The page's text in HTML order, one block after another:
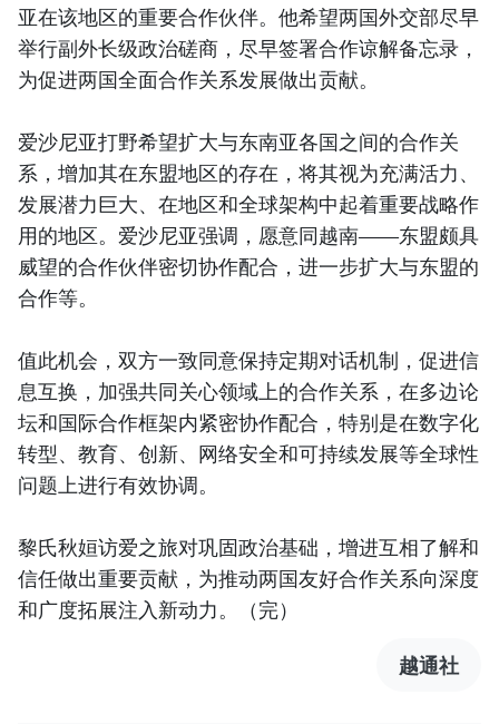
亚在该地区的重要合作伙伴。他希望两国外交部尽早
举行副外长级政治磋商，尽早签署合作谅解备忘录，
为促进两国全面合作关系发展做出贡献。
爱沙尼亚打野希望扩大与东南亚各国之间的合作关
系，增加其在东盟地区的存在，将其视为充满活力、
发展潜力巨大、在地区和全球架构中起着重要战略作
用的地区。爱沙尼亚强调，愿意同越南——东盟颇具
威望的合作伙伴密切协作配合，进一步扩大与东盟的
合作等。
值此机会，双方一致同意保持定期对话机制，促进信
息互换，加强共同关心领域上的合作关系，在多边论
坛和国际合作框架内紧密协作配合，特别是在数字化
转型、教育、创新、网络安全和可持续发展等全球性
问题上进行有效协调。
黎氏秋姮访爱之旅对巩固政治基础，增进互相了解和
信任做出重要贡献，为推动两国友好合作关系向深度
和广度拓展注入新动力。（完）
越通社